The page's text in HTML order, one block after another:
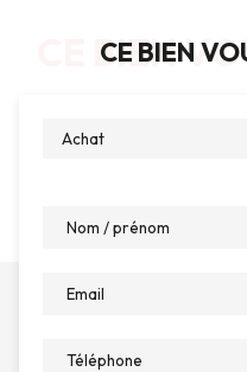
CE BIEN
CE BIEN